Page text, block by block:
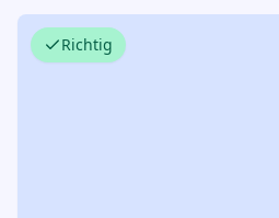
Richtig